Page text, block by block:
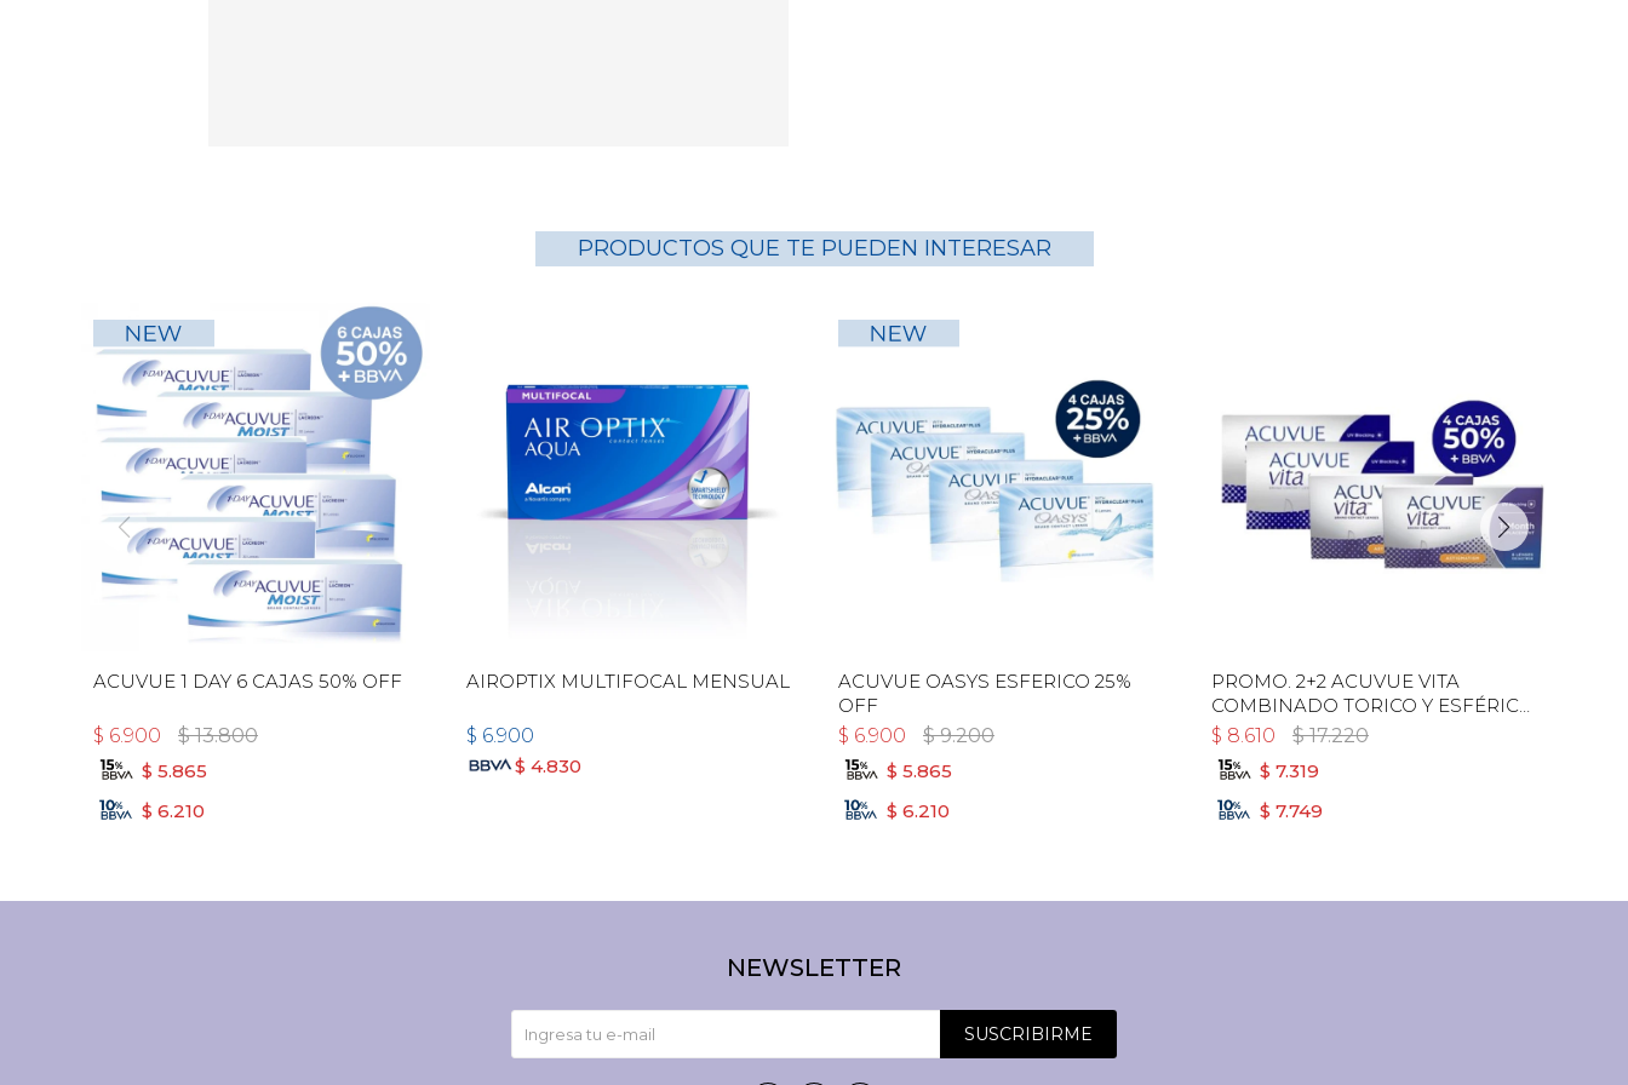
PRODUCTOS QUE TE PUEDEN INTERESAR
ACUVUE 1 DAY 6 CAJAS 50% OFF
$ 6.900 $ 13.800
$ 5.865
$ 6.210
AIROPTIX MULTIFOCAL MENSUAL
$ 6.900
$ 4.830
ACUVUE OASYS ESFERICO 25%
OFF
$ 6.900 $ 9.200
$ 5.865
$ 6.210
PROMO. 2+2 ACUVUE VITA
COMBINADO TORICO Y ESFÉRICO
+ LIQUIDO ARLYT DE REGALO!
$ 8.610 $ 17.220
$ 7.319
$ 7.749
NEWSLETTER
SUSCRIBIRME